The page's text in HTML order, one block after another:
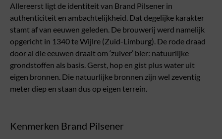
Allereerst ligt de identiteit van Brand Pilsener in
authenticiteit en ambachtelijkheid. Dat degelijke karakter
stamt af van eeuwen geleden. De brouwerij werd namelijk
opgericht in 1340 te Wijlre (Zuid-Limburg). De rode draad
door al die eeuwen draait om ‘zuiver’ bier: natuurlijke
grondstoffen als basis. Gerst, hop en gist plus water uit
eigen bronnen. Die natuurlijke bronnen zijn wel zeventig
meter diep en staan dus op eigen terrein.
Kenmerken Brand Pilsener